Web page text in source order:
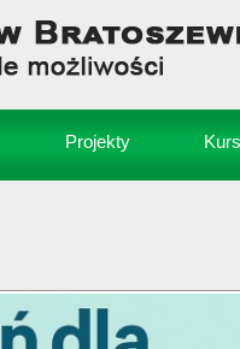
Projekty